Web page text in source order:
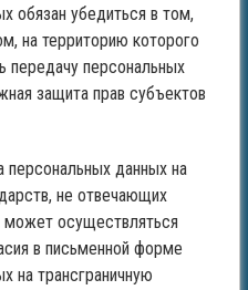
обязан убедиться в том,
на территорию которого
передачу персональных
защита прав субъектов
персональных данных на
не отвечающих
осуществляться
в письменной форме
на трансграничную